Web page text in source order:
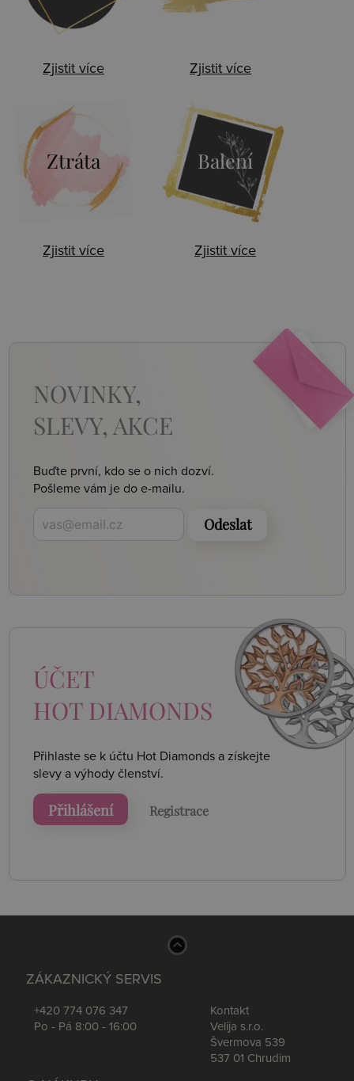
Zjistit více Zjistit více
Ztráta
Zjistit více
Balení
Zjistit více
NOVINKY,
SLEVY, AKCE
Buďte první, kdo se o nich dozví.
Pošleme vám je do e-mailu.
Odeslat
ÚČET
HOT DIAMONDS
Přihlaste se k účtu Hot Diamonds a získejte
slevy a výhody členství.
Přihlášení Registrace
ZÁKAZNICKÝ SERVIS
+420 774 076 347
Po - Pá 8:00 - 16:00
Kontakt
Velija s.r.o.
Švermova 539
537 01 Chrudim